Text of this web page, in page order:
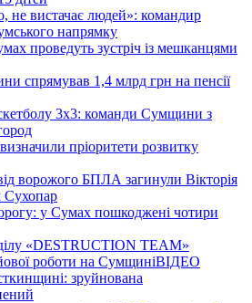
не вистачає людей»: командир
напрямку
проведуть зустріч із мешканцями
спрямував 1,4 млрд грн на пенсії
3х3: команди Сумщини з
пріоритети розвитку
ворожого БПЛА загинули Вікторія
у Сумах пошкоджені чотири
«DESTRUCTION TEAM»
роботи на СумщиніВІДЕО
зруйнована